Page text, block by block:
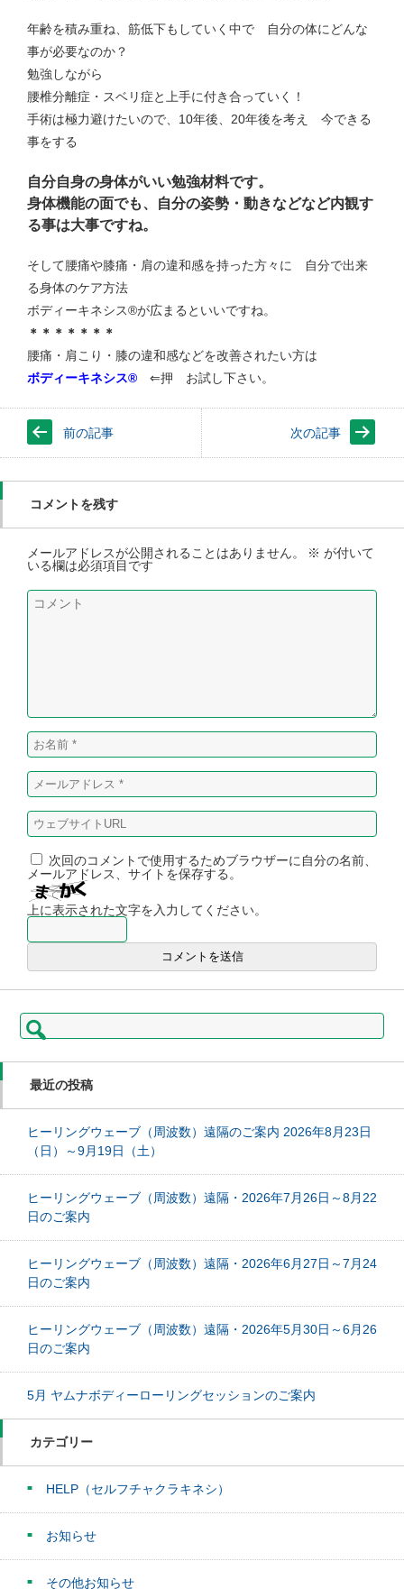
年齢を積み重ね、筋低下もしていく中で 自分の体にどんな
事が必要なのか？
勉強しながら
腰椎分離症・スベリ症と上手に付き合っていく！
手術は極力避けたいので、10年後、20年後を考え 今できる
事をする
自分自身の身体がいい勉強材料です。
身体機能の面でも、自分の姿勢・動きなどなど内観す
る事は大事ですね。
そして腰痛や膝痛・肩の違和感を持った方々に 自分で出来
る身体のケア方法
ボディーキネシス®が広まるといいですね。
＊＊＊＊＊＊＊
腰痛・肩こり・膝の違和感などを改善されたい方は
ボディーキネシス®
⇐押 お試し下さい。
前の記事 次の記事
コメントを残す
メールアドレスが公開されることはありません。 ※ が付いて
いる欄は必須項目です
次回のコメントで使用するためブラウザーに自分の名前、
メールアドレス、サイトを保存する。
上に表示された文字を入力してください。
検
索:
最近の投稿
ヒーリングウェーブ（周波数）遠隔のご案内 2026年8月23日
（日）～9月19日（土）
ヒーリングウェーブ（周波数）遠隔・2026年7月26日～8月22
日のご案内
ヒーリングウェーブ（周波数）遠隔・2026年6月27日～7月24
日のご案内
ヒーリングウェーブ（周波数）遠隔・2026年5月30日～6月26
日のご案内
5月 ヤムナボディーローリングセッションのご案内
カテゴリー
HELP（セルフチャクラキネシ）
お知らせ
その他お知らせ